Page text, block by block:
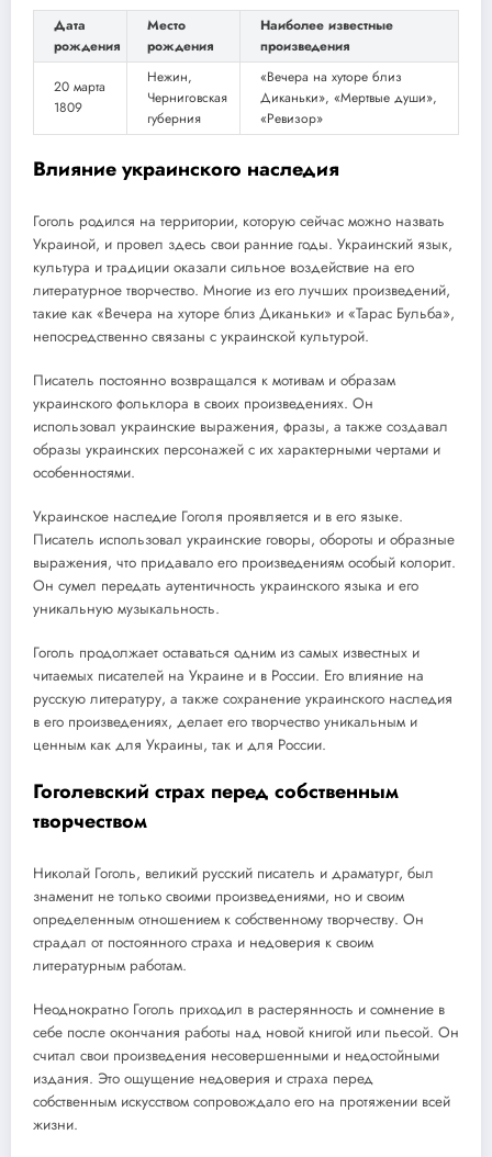
Дата
рождения
Место
рождения
Наиболее известные
произведения
20 марта
1809
Нежин,
Черниговская
губерния
«Вечера на хуторе близ
Диканьки», «Мертвые души»,
«Ревизор»
Влияние украинского наследия
Гоголь родился на территории, которую сейчас можно назвать
Украиной, и провел здесь свои ранние годы. Украинский язык,
культура и традиции оказали сильное воздействие на его
литературное творчество. Многие из его лучших произведений,
такие как «Вечера на хуторе близ Диканьки» и «Тарас Бульба»,
непосредственно связаны с украинской культурой.
Писатель постоянно возвращался к мотивам и образам
украинского фольклора в своих произведениях. Он
использовал украинские выражения, фразы, а также создавал
образы украинских персонажей с их характерными чертами и
особенностями.
Украинское наследие Гоголя проявляется и в его языке.
Писатель использовал украинские говоры, обороты и образные
выражения, что придавало его произведениям особый колорит.
Он сумел передать аутентичность украинского языка и его
уникальную музыкальность.
Гоголь продолжает оставаться одним из самых известных и
читаемых писателей на Украине и в России. Его влияние на
русскую литературу, а также сохранение украинского наследия
в его произведениях, делает его творчество уникальным и
ценным как для Украины, так и для России.
Гоголевский страх перед собственным
творчеством
Николай Гоголь, великий русский писатель и драматург, был
знаменит не только своими произведениями, но и своим
определенным отношением к собственному творчеству. Он
страдал от постоянного страха и недоверия к своим
литературным работам.
Неоднократно Гоголь приходил в растерянность и сомнение в
себе после окончания работы над новой книгой или пьесой. Он
считал свои произведения несовершенными и недостойными
издания. Это ощущение недоверия и страха перед
собственным искусством сопровождало его на протяжении всей
жизни.